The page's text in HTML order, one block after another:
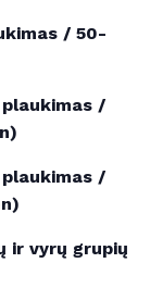
/ 50-
/
/
ir vyrų grupių